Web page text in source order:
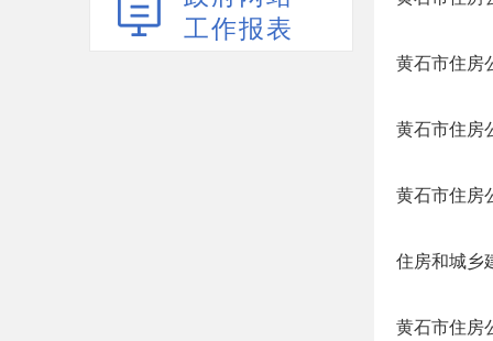
工作报表
黄石市住房
黄石市住房
黄石市住房
住房和城乡
黄石市住房